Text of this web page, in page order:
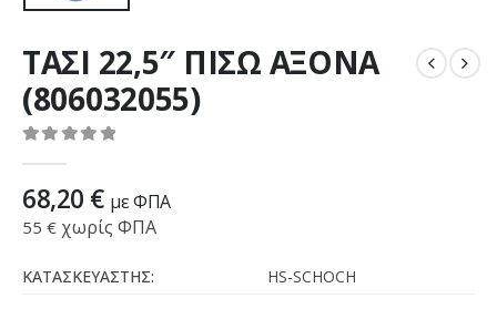
ΤΑΣΙ 22,5″ ΠΙΣΩ ΑΞΟΝΑ
(806032055)
68,20 € με ΦΠΑ
55 € χωρίς ΦΠΑ
ΚΑΤΑΣΚΕΥΑΣΤΗΣ: HS-SCHOCH